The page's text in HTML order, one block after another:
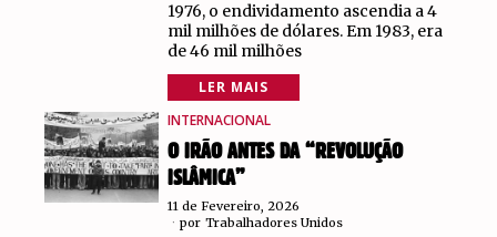
1976, o endividamento ascendia a 4
mil milhões de dólares. Em 1983, era
de 46 mil milhões
LER MAIS
INTERNACIONAL
O IRÃO ANTES DA “REVOLUÇÃO
ISLÂMICA”
11 de Fevereiro, 2026
por Trabalhadores Unidos